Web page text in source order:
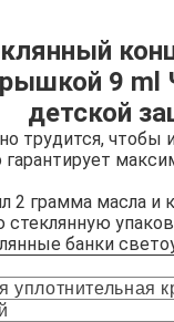
9 ml
детской
трудится,
2 грамма масла
банки
уплотнительная